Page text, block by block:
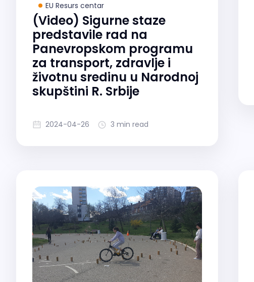
EU Resurs centar
(Video) Sigurne staze
predstavile rad na
Panevropskom programu
za transport, zdravlje i
životnu sredinu u Narodnoj
skupštini R. Srbije
2024-04-26 3 min read